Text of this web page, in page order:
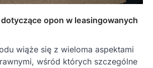
opon w leasingowanych
wiąże się z wieloma aspektami
wśród których szczególne